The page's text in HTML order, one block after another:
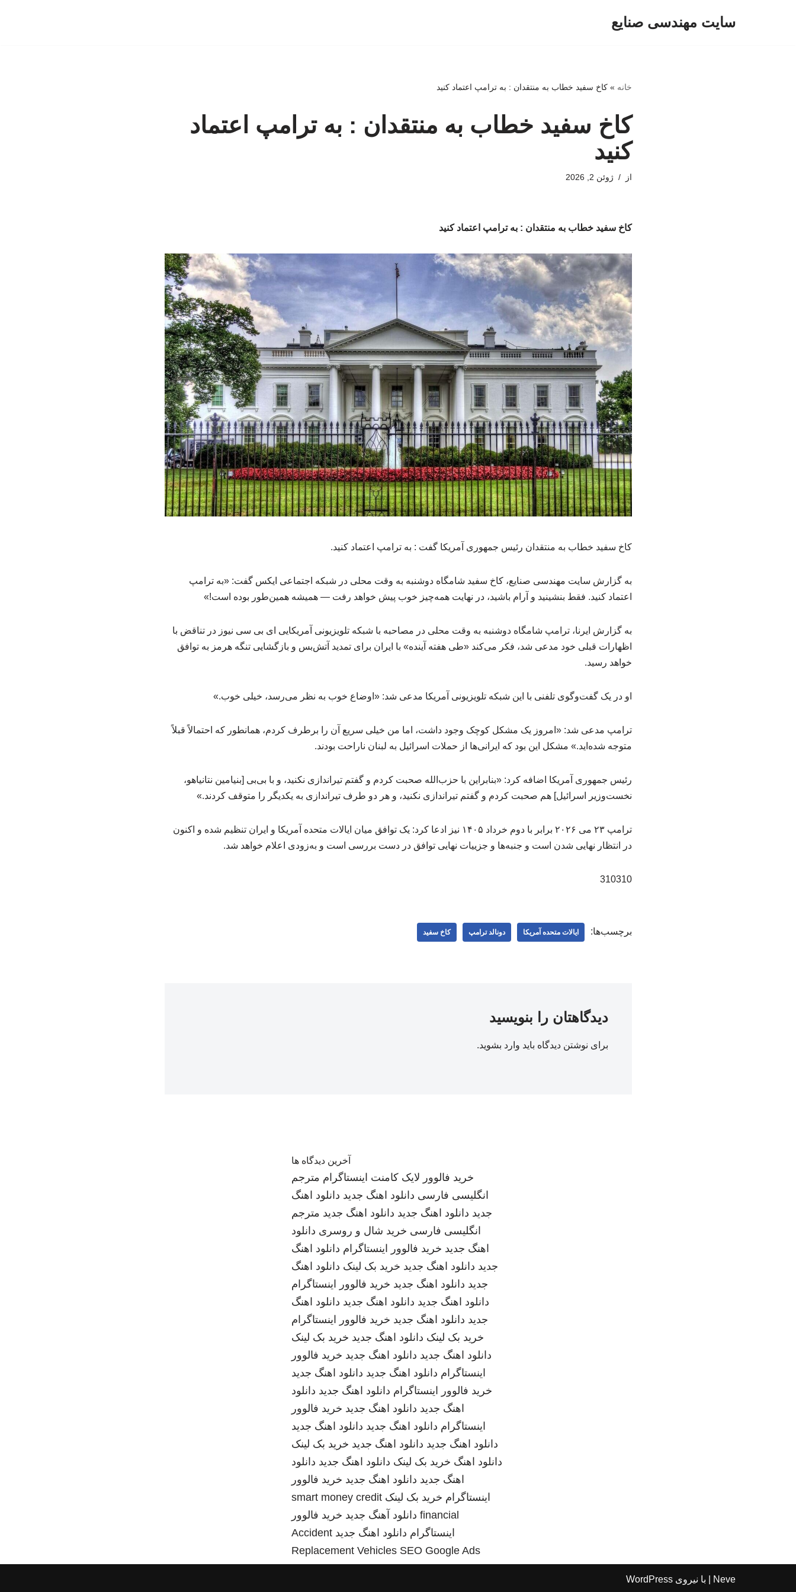
سایت مهندسی صنایع
خانه »کاخ سفید خطاب به منتقدان : به ترامپ اعتماد کنید
کاخ سفید خطاب به منتقدان : به ترامپ اعتماد
کنید
از ژوئن 2, 2026
کاخ سفید خطاب به منتقدان : به ترامپ اعتماد کنید
کاخ سفید خطاب به منتقدان رئیس جمهوری آمریکا گفت : به ترامپ اعتماد کنید.
به گزارش سایت مهندسی صنایع، کاخ سفید شامگاه دوشنبه به وقت محلی در شبکه اجتماعی ایکس گفت: «به ترامپ
اعتماد کنید. فقط بنشینید و آرام باشید، در نهایت همه‌چیز خوب پیش خواهد رفت — همیشه همین‌طور بوده است!»
به گزارش ایرنا، ترامپ شامگاه دوشنبه به وقت محلی در مصاحبه با شبکه تلویزیونی آمریکایی ای بی سی نیوز در تناقض با
اظهارات قبلی خود مدعی شد، فکر می‌کند «طی هفته آینده» با ایران برای تمدید آتش‌بس و بازگشایی تنگه هرمز به توافق
خواهد رسید.
او در یک گفت‌وگوی تلفنی با این شبکه تلویزیونی آمریکا مدعی شد: «اوضاع خوب به نظر می‌رسد، خیلی خوب.»
ترامپ مدعی شد: «امروز یک مشکل کوچک وجود داشت، اما من خیلی سریع آن را برطرف کردم، همانطور که احتمالاً قبلاً
متوجه شده‌اید.» مشکل این بود که ایرانی‌ها از حملات اسرائیل به لبنان ناراحت بودند.
رئیس جمهوری آمریکا اضافه کرد: «بنابراین با حزب‌الله صحبت کردم و گفتم تیراندازی نکنید، و با بی‌بی [بنیامین نتانیاهو،
نخست‌وزیر اسرائیل] هم صحبت کردم و گفتم تیراندازی نکنید، و هر دو طرف تیراندازی به یکدیگر را متوقف کردند.»
ترامپ ۲۳ می ۲۰۲۶ برابر با دوم خرداد ۱۴۰۵ نیز ادعا کرد: یک توافق میان ایالات متحده آمریکا و ایران تنظیم شده و اکنون
در انتظار نهایی شدن است و جنبه‌ها و جزییات نهایی توافق در دست بررسی است و به‌زودی اعلام خواهد شد.
310310
برچسب‌ها: ایالات متحده آمریکا دونالد ترامپ کاخ سفید
دیدگاهتان را بنویسید
برای نوشتن دیدگاه باید وارد بشوید.
آخرین دیدگاه ها
خرید فالوور لایک کامنت اینستاگرام مترجم
انگلیسی فارسی دانلود اهنگ جدید دانلود اهنگ
جدید دانلود اهنگ جدید دانلود اهنگ جدید مترجم
انگلیسی فارسی خرید شال و روسری دانلود
اهنگ جدید خرید فالوور اینستاگرام دانلود اهنگ
جدید دانلود اهنگ جدید خرید بک لینک دانلود اهنگ
جدید دانلود اهنگ جدید خرید فالوور اینستاگرام
دانلود اهنگ جدید دانلود اهنگ جدید دانلود اهنگ
جدید دانلود اهنگ جدید خرید فالوور اینستاگرام
خرید بک لینک دانلود اهنگ جدید خرید بک لینک
دانلود اهنگ جدید دانلود اهنگ جدید خرید فالوور
اینستاگرام دانلود اهنگ جدید دانلود اهنگ جدید
خرید فالوور اینستاگرام دانلود اهنگ جدید دانلود
اهنگ جدید دانلود اهنگ جدید خرید فالوور
اینستاگرام دانلود اهنگ جدید دانلود اهنگ جدید
دانلود اهنگ جدید دانلود اهنگ جدید خرید بک لینک
دانلود اهنگ خرید بک لینک دانلود اهنگ جدید دانلود
اهنگ جدید دانلود اهنگ جدید خرید فالوور
اینستاگرام خرید بک لینک smart money credit
financial دانلود آهنگ جدید خرید فالوور
اینستاگرام دانلود اهنگ جدید Accident
Replacement Vehicles SEO Google Ads
Neve | با نیروی WordPress